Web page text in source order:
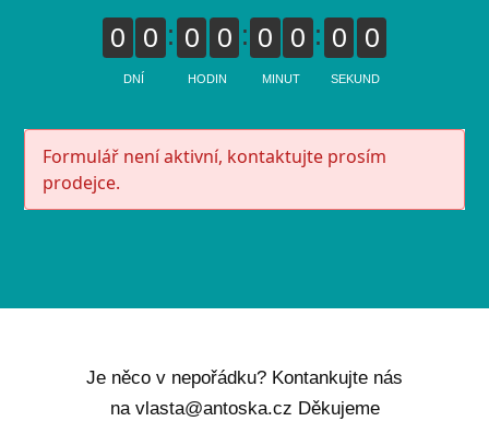
0 0
DNÍ
0 0
HODIN
0 0
MINUT
0 0
SEKUND
Formulář není aktivní, kontaktujte prosím
prodejce.
Je něco v nepořádku? Kontankujte nás
na vlasta@antoska.cz Děkujeme